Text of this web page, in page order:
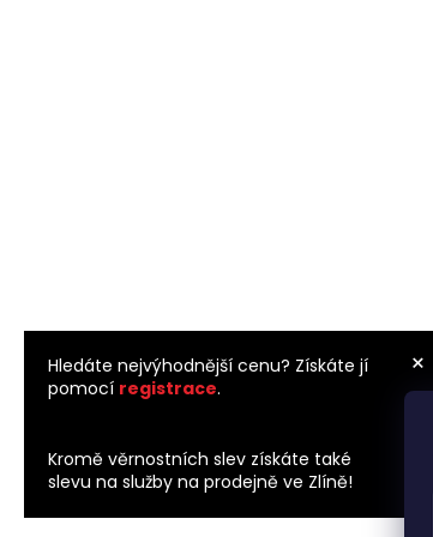
×
Hledáte nejvýhodnější cenu? Získáte jí
pomocí registrace.
Kromě věrnostních slev získáte také
slevu na služby na prodejně ve Zlíně!